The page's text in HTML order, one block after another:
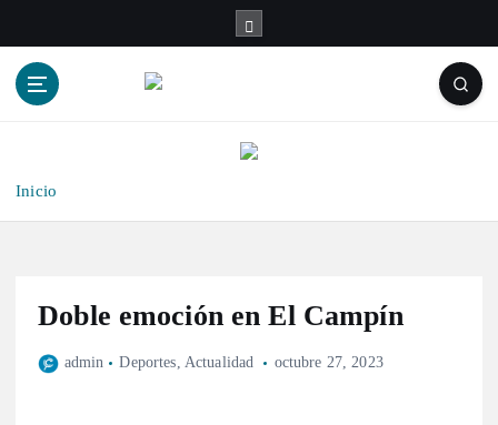
Inicio
Doble emoción en El Campín
admin Deportes, Actualidad octubre 27, 2023